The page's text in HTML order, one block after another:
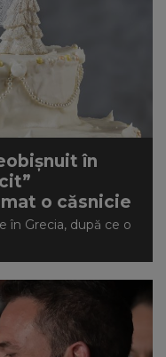
în
o căsnicie
în Grecia, după ce o